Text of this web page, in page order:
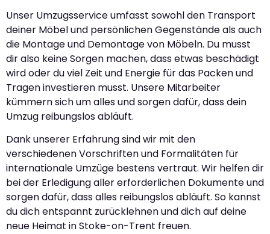
Unser Umzugsservice umfasst sowohl den Transport
deiner Möbel und persönlichen Gegenstände als auch
die Montage und Demontage von Möbeln. Du musst
dir also keine Sorgen machen, dass etwas beschädigt
wird oder du viel Zeit und Energie für das Packen und
Tragen investieren musst. Unsere Mitarbeiter
kümmern sich um alles und sorgen dafür, dass dein
Umzug reibungslos abläuft.
Dank unserer Erfahrung sind wir mit den
verschiedenen Vorschriften und Formalitäten für
internationale Umzüge bestens vertraut. Wir helfen dir
bei der Erledigung aller erforderlichen Dokumente und
sorgen dafür, dass alles reibungslos abläuft. So kannst
du dich entspannt zurücklehnen und dich auf deine
neue Heimat in Stoke-on-Trent freuen.